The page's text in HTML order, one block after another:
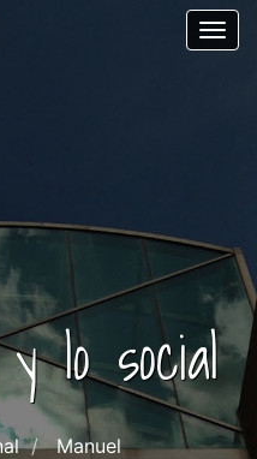
lo social
Manuel